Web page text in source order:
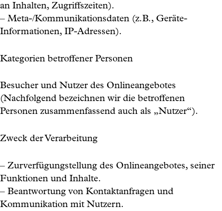
an Inhalten, Zugriffszeiten).
– Meta-/Kommunikationsdaten (z.B., Geräte-
Informationen, IP-Adressen).
Kategorien betroffener Personen
Besucher und Nutzer des Onlineangebotes
(Nachfolgend bezeichnen wir die betroffenen
Personen zusammenfassend auch als „Nutzer“).
Zweck der Verarbeitung
– Zurverfügungstellung des Onlineangebotes, seiner
Funktionen und Inhalte.
– Beantwortung von Kontaktanfragen und
Kommunikation mit Nutzern.